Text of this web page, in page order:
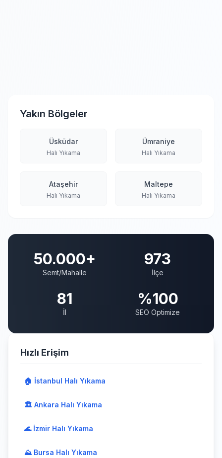
Yakın Bölgeler
Üsküdar
Halı Yıkama
Ümraniye
Halı Yıkama
Ataşehir
Halı Yıkama
Maltepe
Halı Yıkama
50.000+
Semt/Mahalle
973
İlçe
81
İl
%100
SEO Optimize
Hızlı Erişim
🏠 İstanbul Halı Yıkama
🏛️ Ankara Halı Yıkama
🌊 İzmir Halı Yıkama
⛰️ Bursa Halı Yıkama